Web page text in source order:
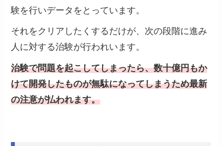
験を行いデータをとっています。
それをクリアしたくするだけが、次の段階に進み
人に対する治験が行われいます。
治験で問題を起こしてしまったら、数十億円もか
けて開発したものが無駄になってしまうため最新
の注意が払われます。